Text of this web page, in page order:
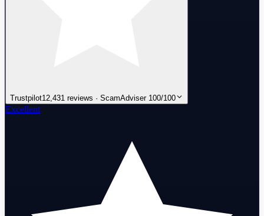
Trustpilot12,431 reviews · ScamAdviser 100/100
Excellent